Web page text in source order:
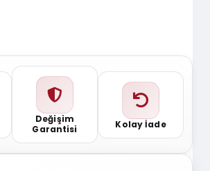
Değişim
Garantisi
Kolay İade